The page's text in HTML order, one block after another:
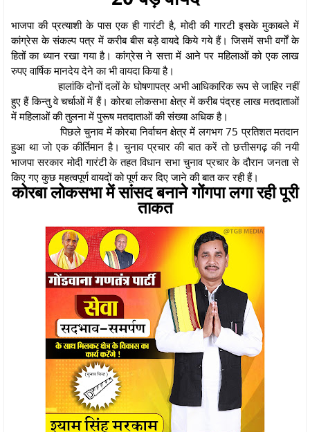
भाजपा की प्रत्याशी के पास एक ही गारंटी है, मोदी की गारटी इसके मुकाबले में
कांग्रेस के संकल्प पत्र में करीब बीस बड़े वायदे किये गये हैं। जिसमें सभी वर्गों के
हितों का ध्यान रखा गया है। कांग्रेस ने सत्ता में आने पर महिलाओं को एक लाख
रुपए वार्षिक मानदेय देने का भी वायदा किया है।
हालांकि दोनों दलों के घोषणापत्र अभी आधिकारिक रूप से जाहिर नहीं
हुए हैं किन्तु वे चर्चाओं में हैं। कोरबा लोकसभा क्षेत्र में करीब पंद्रह लाख मतदाताओं
में महिलाओं की तुलना में पुरूष मतदाताओं की संख्या अधिक है।
पिछले चुनाव में कोरबा निर्वाचन क्षेत्र में लगभग 75 प्रतिशत मतदान
हुआ था जो एक कीर्तिमान है। चुनाव प्रचार की बात करें तो छत्तीसगढ़ की नयी
भाजपा सरकार मोदी गारंटी के तहत विधान सभा चुनाव प्रचार के दौरान जनता से
किए गए कुछ महत्वपूर्ण वायदों को पूर्ण कर दिए जाने की बात कर रही हैं।
कोरबा लोकसभा में सांसद बनाने गोंगपा लगा रही पूरी
ताकत